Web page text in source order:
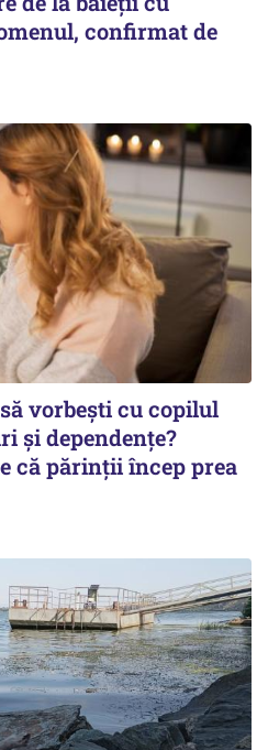
confirmat de
vorbești cu copilul
și dependențe?
că părinții încep prea